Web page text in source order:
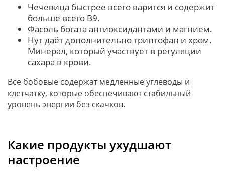
Чечевица быстрее всего варится и содержит
больше всего В9.
Фасоль богата антиоксидантами и магнием.
Нут даёт дополнительно триптофан и хром.
Минерал, который участвует в регуляции
сахара в крови.
Все бобовые содержат медленные углеводы и
клетчатку, которые обеспечивают стабильный
уровень энергии без скачков.
Какие продукты ухудшают
настроение